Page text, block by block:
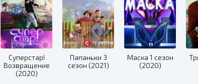
Суперстар!
Возвращение
(2020)
Папаньки 3
сезон (2021)
Маска 1 сезон
(2020)